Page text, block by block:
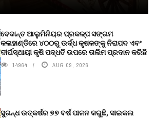
ବେଦାନ୍ତ ଆଲୁମିନିୟର ପ୍ରକଳ୍ପ ସଙ୍ଗମ
କଳାହାଣ୍ଡିରେ ୪୦୦ରୁ ଉର୍ଦ୍ଧ କୃଷକଙ୍କୁ ନିରାପଦ ଏବଂ
ଦୀର୍ଘସ୍ଥାୟୀ କୃଷି ପଦ୍ଧତି ଉପରେ ତାଲିମ ପ୍ରଦାନ କରିଛି
14964 AUG 09, 2026
ସୁଗନ୍ଧ ଉତ୍କର୍ଷର ୭୭ ବର୍ଷ ପାଳନ କରୁଛି, ସାଇକଲ